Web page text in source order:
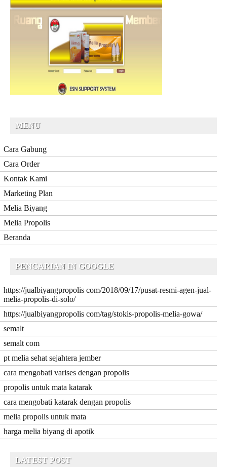
MENU
Cara Gabung
Cara Order
Kontak Kami
Marketing Plan
Melia Biyang
Melia Propolis
Beranda
PENCARIAN IN GOOGLE
https://jualbiyangpropolis com/2018/09/17/pusat-resmi-agen-jual-
melia-propolis-di-solo/
https://jualbiyangpropolis com/tag/stokis-propolis-melia-gowa/
semalt
semalt com
pt melia sehat sejahtera jember
cara mengobati varises dengan propolis
propolis untuk mata katarak
cara mengobati katarak dengan propolis
melia propolis untuk mata
harga melia biyang di apotik
LATEST POST